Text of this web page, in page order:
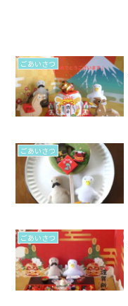
ごあいさつ
ごあいさつ
ごあいさつ